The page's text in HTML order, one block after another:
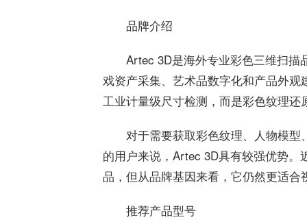
品牌介绍
Artec 3D是海外专业彩色三维扫描
戏资产采集、艺术品数字化和产品外
工业计量级尺寸检测，而是彩色纹理
对于需要获取彩色纹理、人物模
的用户来说，Artec 3D具有较强优势
品，但从品牌基因来看，它仍然更适
推荐产品型号